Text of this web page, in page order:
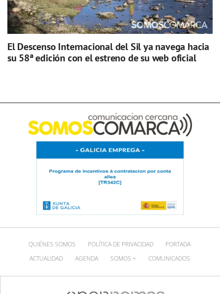
El Descenso Internacional del Sil ya navega hacia
su 58ª edición con el estreno de su web oficial
QUIÉNES SOMOS POLÍTICA DE PRIVACIDAD
PORTADA
ACTUALIDAD
AGENDA SOMOS + COMUNICADOS